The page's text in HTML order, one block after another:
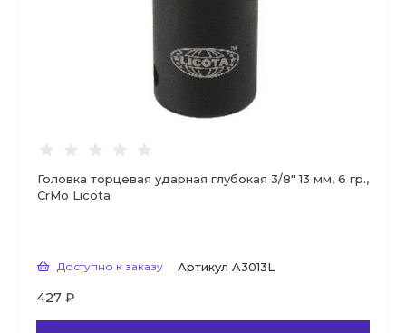
Головка торцевая ударная глубокая 3/8" 13 мм, 6 гр.,
CrMo Licota
Доступно к заказу Артикул A3013L
427 ₽